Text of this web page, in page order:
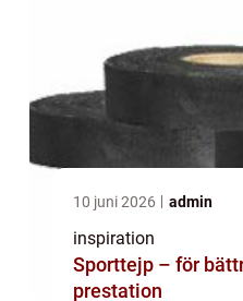
10 juni 2026 admin
inspiration
Sporttejp – för
prestation